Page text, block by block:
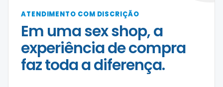
ATENDIMENTO COM DISCRIÇÃO
Em uma sex shop, a
experiência de compra
faz toda a diferença.